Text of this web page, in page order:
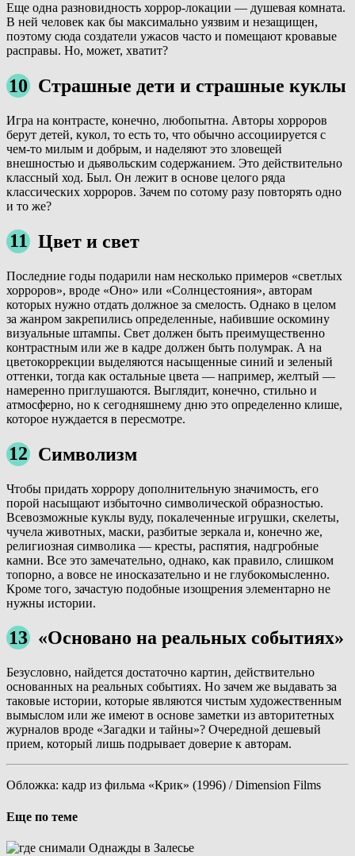
Еще одна разновидность хоррор-локации — душевая комната.
В ней человек как бы максимально уязвим и незащищен,
поэтому сюда создатели ужасов часто и помещают кровавые
расправы. Но, может, хватит?
10 Страшные дети и страшные куклы
Игра на контрасте, конечно, любопытна. Авторы хорроров
берут детей, кукол, то есть то, что обычно ассоциируется с
чем-то милым и добрым, и наделяют это зловещей
внешностью и дьявольским содержанием. Это действительно
классный ход. Был. Он лежит в основе целого ряда
классических хорроров. Зачем по сотому разу повторять одно
и то же?
11 Цвет и свет
Последние годы подарили нам несколько примеров «светлых
хорроров», вроде «Оно» или «Солнцестояния», авторам
которых нужно отдать должное за смелость. Однако в целом
за жанром закрепились определенные, набившие оскомину
визуальные штампы. Свет должен быть преимущественно
контрастным или же в кадре должен быть полумрак. А на
цветокоррекции выделяются насыщенные синий и зеленый
оттенки, тогда как остальные цвета — например, желтый —
намеренно приглушаются. Выглядит, конечно, стильно и
атмосферно, но к сегодняшнему дню это определенно клише,
которое нуждается в пересмотре.
12 Символизм
Чтобы придать хоррору дополнительную значимость, его
порой насыщают избыточно символической образностью.
Всевозможные куклы вуду, покалеченные игрушки, скелеты,
чучела животных, маски, разбитые зеркала и, конечно же,
религиозная символика — кресты, распятия, надгробные
камни. Все это замечательно, однако, как правило, слишком
топорно, а вовсе не иносказательно и не глубокомысленно.
Кроме того, зачастую подобные изощрения элементарно не
нужны истории.
13 «Основано на реальных событиях»
Безусловно, найдется достаточно картин, действительно
основанных на реальных событиях. Но зачем же выдавать за
таковые истории, которые являются чистым художественным
вымыслом или же имеют в основе заметки из авторитетных
журналов вроде «Загадки и тайны»? Очередной дешевый
прием, который лишь подрывает доверие к авторам.
Обложка: кадр из фильма «Крик» (1996) / Dimension Films
Еще по теме